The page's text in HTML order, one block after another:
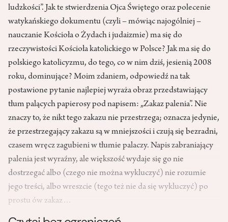
ludzkości”. Jak te stwierdzenia Ojca Świętego oraz polecenie
watykańskiego dokumentu (czyli – mówiąc najogólniej –
nauczanie Kościoła o Żydach i judaizmie) ma się do
rzeczywistości Kościoła katolickiego w Polsce? Jak ma się do
polskiego katolicyzmu, do tego, co w nim dziś, jesienią 2008
roku, dominujące? Moim zdaniem, odpowiedź na tak
postawione pytanie najlepiej wyraża obraz przedstawiający
tłum palących papierosy pod napisem: „Zakaz palenia”. Nie
znaczy to, że nikt tego zakazu nie przestrzega; oznacza jedynie,
że przestrzegający zakazu są w mniejszości i czują się bezradni,
czasem wręcz zagubieni w tłumie palaczy. Napis zabraniający
palenia jest wyraźny, ale większość wydaje się go nie
dostrzegać albo (czego nie można wykluczyć) nie rozumie
jego treści, albo wreszcie (tego też nie da się wykluczyć) po
prostu ów zakaz…